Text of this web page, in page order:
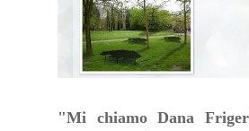
"Mi chiamo Dana